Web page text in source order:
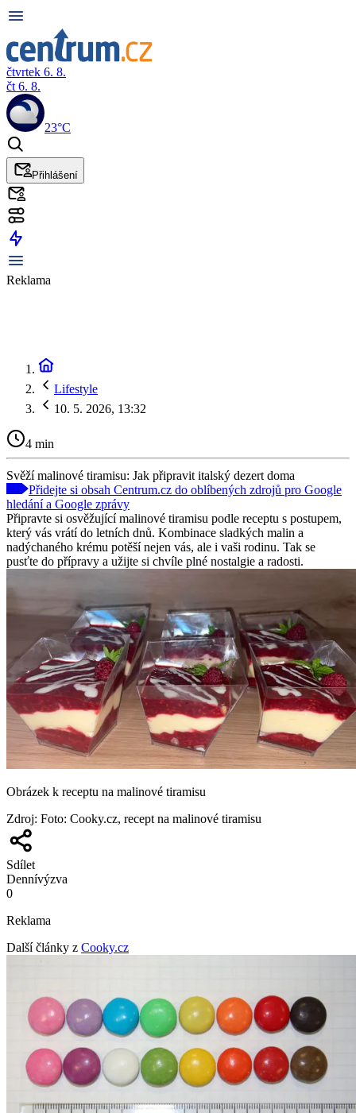
čtvrtek 6. 8.
čt 6. 8.
23°C
Přihlášení
Reklama
Lifestyle
10. 5. 2026, 13:32
4 min
Svěží malinové tiramisu: Jak připravit italský dezert doma
Přidejte si obsah Centrum.cz do oblíbených zdrojů pro Google
hledání a Google zprávy
Připravte si osvěžující malinové tiramisu podle receptu s postupem,
který vás vrátí do letních dnů. Kombinace sladkých malin a
nadýchaného krému potěší nejen vás, ale i vaši rodinu. Tak se
pusťte do přípravy a užijte si chvíle plné nostalgie a radosti.
Obrázek k receptu na malinové tiramisu
Zdroj: Foto: Cooky.cz, recept na malinové tiramisu
Sdílet
Dennívýzva
0
Reklama
Další články z Cooky.cz